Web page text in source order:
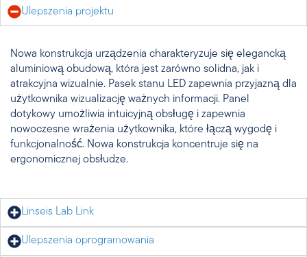
Ulepszenia projektu
Nowa konstrukcja urządzenia charakteryzuje się elegancką
aluminiową obudową, która jest zarówno solidna, jak i
atrakcyjna wizualnie. Pasek stanu LED zapewnia przyjazną dla
użytkownika wizualizację ważnych informacji. Panel
dotykowy umożliwia intuicyjną obsługę i zapewnia
nowoczesne wrażenia użytkownika, które łączą wygodę i
funkcjonalność. Nowa konstrukcja koncentruje się na
ergonomicznej obsłudze.
Linseis Lab Link
Ulepszenia oprogramowania